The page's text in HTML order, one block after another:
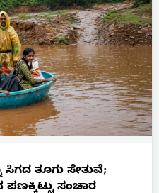
ತೂಗು ಸೇತುವೆ;
ಸಂಚಾರ